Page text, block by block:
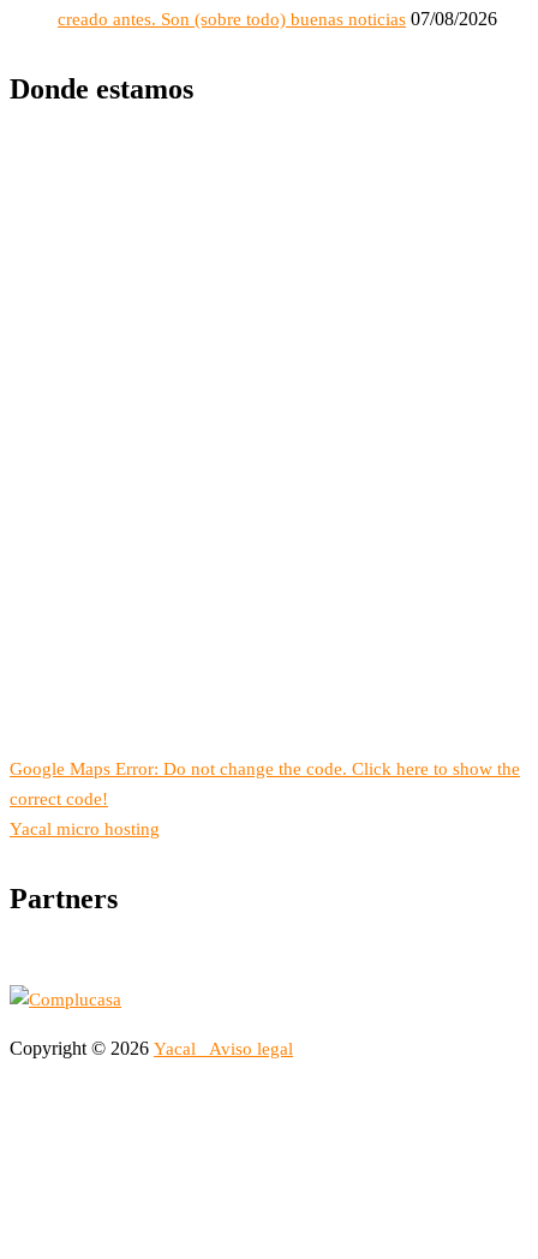
creado antes. Son (sobre todo) buenas noticias 07/08/2026
Donde estamos
Google Maps Error: Do not change the code. Click here to show the
correct code!
Yacal micro hosting
Partners
Copyright © 2026 Yacal Aviso legal